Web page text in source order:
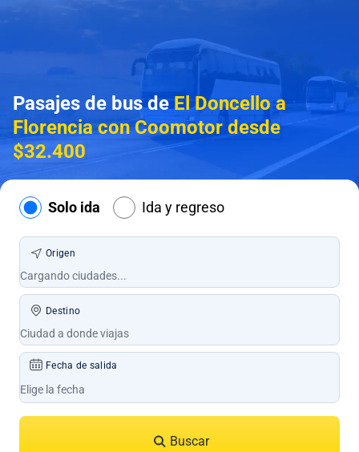
Pasajes de bus deEl Doncello a
Florencia con Coomotor desde
$32.400
Solo ida Ida y regreso
Origen
Destino
Fecha de salida
Buscar